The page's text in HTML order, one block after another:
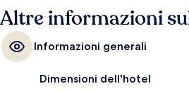
Altre informazioni
Informazioni generali
Dimensioni dell'hotel